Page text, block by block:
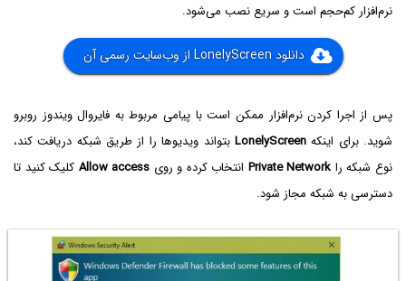
نرم‌افزار کم‌حجم است و سریع نصب می‌شود.
دانلود LonelyScreen از وب‌سایت رسمی آن
پس از اجرا کردن نرم‌افزار ممکن است با پیامی مربوط به فایروال ویندوز روبرو
شوید. برای اینکهLonelyScreen بتواند ویدیوها را از طریق شبکه دریافت کند،
نوع شبکه را Private Network انتخاب کرده و روی Allow access کلیک کنید تا
دسترسی به شبکه مجاز شود.